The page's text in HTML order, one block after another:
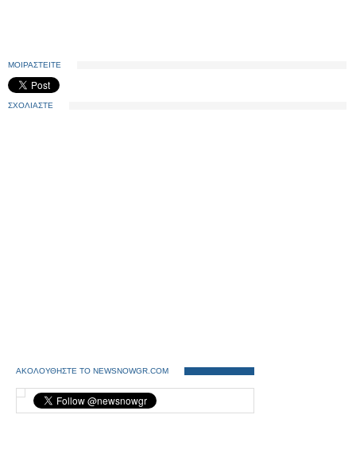
ΜΟΙΡΑΣΤΕΙΤΕ
ΣΧΟΛΙΑΣΤΕ
ΑΚΟΛΟΥΘΗΣΤΕ ΤΟ NEWSNOWGR.COM